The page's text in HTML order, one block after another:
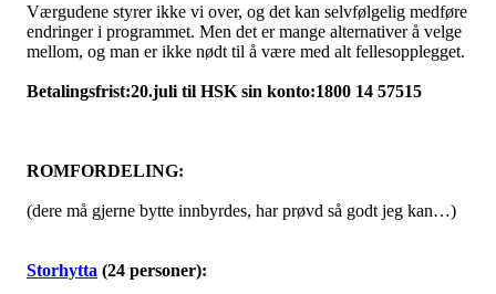
Værgudene styrer ikke vi over, og det kan selvfølgelig medføre
endringer i programmet. Men det er mange alternativer å velge
mellom, og man er ikke nødt til å være med alt fellesopplegget.
Betalingsfrist:20.juli til HSK sin konto:1800 14 57515
ROMFORDELING:
(dere må gjerne bytte innbyrdes, har prøvd så godt jeg kan…)
Storhytta (24 personer):